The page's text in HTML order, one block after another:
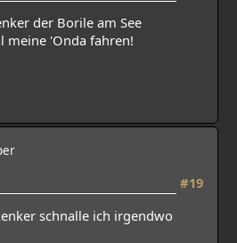
der Borile am See
meine 'Onda fahren!
#19
schnalle ich irgendwo